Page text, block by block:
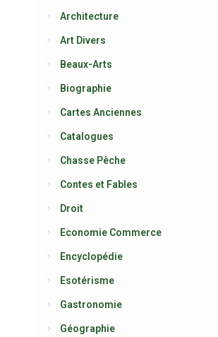
Architecture
Art Divers
Beaux-Arts
Biographie
Cartes Anciennes
Catalogues
Chasse Pêche
Contes et Fables
Droit
Economie Commerce
Encyclopédie
Esotérisme
Gastronomie
Géographie